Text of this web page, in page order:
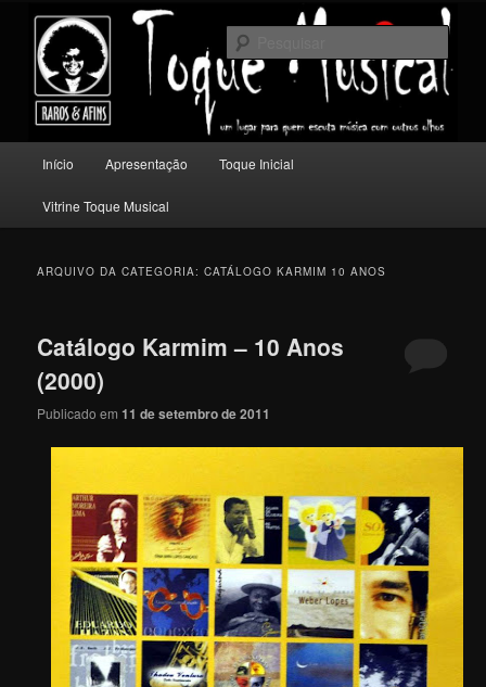
conteúdo
principal
conteúdo
secundário
Toque Musical
Um lugar para quem escuta música com outros olhos.
principal
Início Apresentação Toque Inicial
Vitrine Toque Musical
ARQUIVO DA CATEGORIA:CATÁLOGO KARMIM 10 ANOS
Catálogo Karmim – 10 Anos
(2000)
Publicado em11 de setembro de 2011